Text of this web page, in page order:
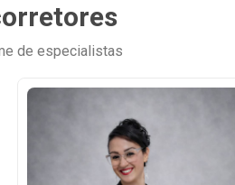
de especialistas